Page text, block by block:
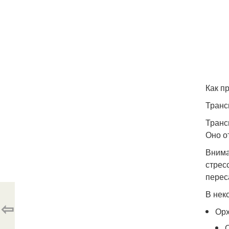
Как
Оно
В
⇦